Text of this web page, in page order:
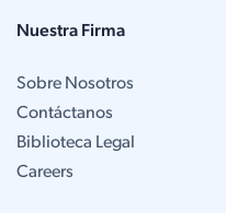
Nuestra Firma
Sobre Nosotros
Contáctanos
Biblioteca Legal
Careers